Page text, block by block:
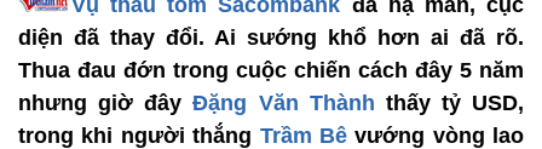
Vụ thâu tóm Sacombank đã hạ màn, cục
diện đã thay đổi. Ai sướng khổ hơn ai đã rõ.
Thua đau đớn trong cuộc chiến cách đây 5 năm
nhưng giờ đâyĐặng Văn Thành thấy tỷ USD,
trong khi người thắng Trầm Bêvướng vòng lao